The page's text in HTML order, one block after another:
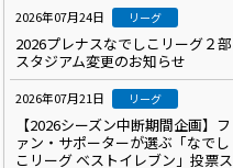
2026年07月24日 リーグ
2026プレナスなでしこリーグ２部
スタジアム変更のお知らせ
2026年07月21日 リーグ
【2026シーズン中断期間企画】フ
ァン・サポーターが選ぶ「なでし
こリーグ ベストイレブン」投票ス